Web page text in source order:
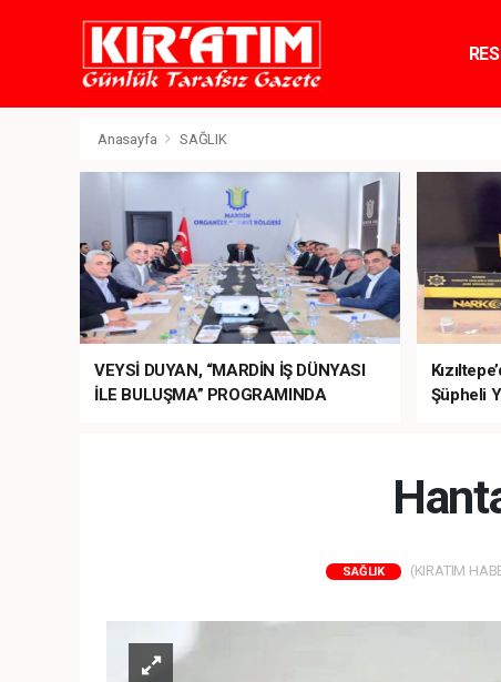
Anasayfa SAĞLIK
VEYSİ DUYAN, “MARDİN İŞ DÜNYASI
İLE BULUŞMA” PROGRAMINDA
Şüpheli
SAĞLIK (KIRATIM